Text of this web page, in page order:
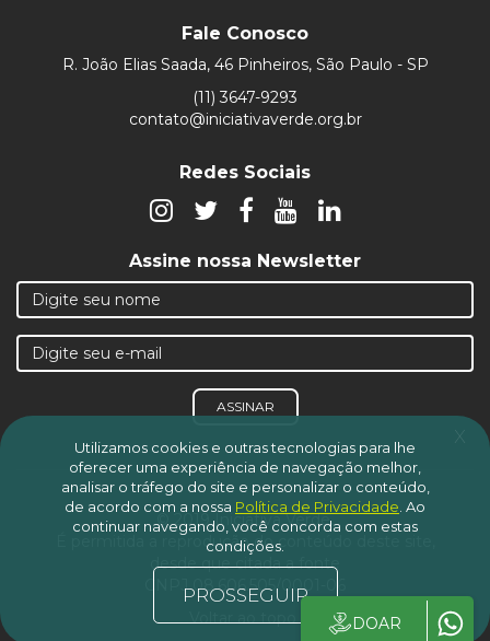
Fale Conosco
R. João Elias Saada, 46 Pinheiros, São Paulo - SP
(11) 3647-9293
contato@iniciativaverde.org.br
Redes Sociais
Assine nossa Newsletter
ASSINAR
© 2019 Iniciativa Verde.
É permitida a reprodução do conteúdo deste site,
desde que citada a fonte
CNPJ 08.606.505/0001-06
Voltar ao topo
x
Utilizamos cookies e outras tecnologias para lhe
oferecer uma experiência de navegação melhor,
analisar o tráfego do site e personalizar o conteúdo,
de acordo com a nossa Política de Privacidade Ao
continuar navegando, você concorda com estas
condições.
PROSSEGUIR
DOAR